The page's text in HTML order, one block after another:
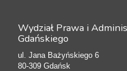
Wydział Prawa i
Gdańskiego
ul. Jana Bażyńskiego 6
80-309 Gdańsk